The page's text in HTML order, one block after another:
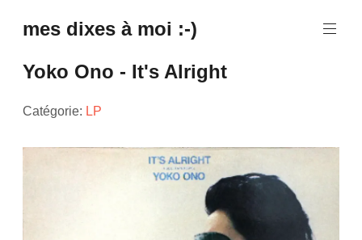
mes dixes à moi :-)
Yoko Ono - It's Alright
Catégorie: LP